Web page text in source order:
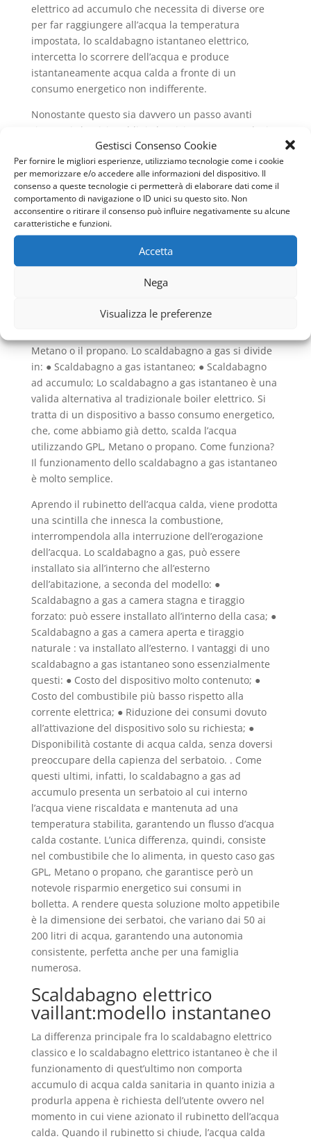
Gestisci Consenso Cookie
Per fornire le migliori esperienze, utilizziamo tecnologie come i cookie
per memorizzare e/o accedere alle informazioni del dispositivo. Il
consenso a queste tecnologie ci permetterà di elaborare dati come il
comportamento di navigazione o ID unici su questo sito. Non
acconsentire o ritirare il consenso può influire negativamente su alcune
caratteristiche e funzioni.
Accetta
Nega
Visualizza le preferenze
elettrico ad accumulo che necessita di diverse ore
per far raggiungere all’acqua la temperatura
impostata, lo scaldabagno istantaneo elettrico,
intercetta lo scorrere dell’acqua e produce
istantaneamente acqua calda a fronte di un
consumo energetico non indifferente.
Nonostante questo sia davvero un passo avanti
rispetto i classici scaldini elettrici, questa tecnologia
per funzionare correttamente assorbe una quantità
di energia molto elevata, fino a raggiungere
praticamente la potenza che è disponibile in casa.
Il tutto si traduce nel fatto che quando facciamo una
doccia non possiamo praticamente utilizzare nessun
altro elettrodomestico, pena ritrovarci al buio e
Scaldabagno a gas
commercio degli scaldabagni a gas, quindi
Metano o il propano. Lo scaldabagno a gas si divide
in: ● Scaldabagno a gas istantaneo; ● Scaldabagno
ad accumulo; Lo scaldabagno a gas istantaneo è una
valida alternativa al tradizionale boiler elettrico. Si
tratta di un dispositivo a basso consumo energetico,
che, come abbiamo già detto, scalda l’acqua
utilizzando GPL, Metano o propano. Come funziona?
Il funzionamento dello scaldabagno a gas istantaneo
è molto semplice.
Aprendo il rubinetto dell’acqua calda, viene prodotta
una scintilla che innesca la combustione,
interrompendola alla interruzione dell’erogazione
dell’acqua. Lo scaldabagno a gas, può essere
installato sia all’interno che all’esterno
dell’abitazione, a seconda del modello: ●
Scaldabagno a gas a camera stagna e tiraggio
forzato: può essere installato all’interno della casa; ●
Scaldabagno a gas a camera aperta e tiraggio
naturale : va installato all’esterno. I vantaggi di uno
scaldabagno a gas istantaneo sono essenzialmente
questi: ● Costo del dispositivo molto contenuto; ●
Costo del combustibile più basso rispetto alla
corrente elettrica; ● Riduzione dei consumi dovuto
all’attivazione del dispositivo solo su richiesta; ●
Disponibilità costante di acqua calda, senza doversi
preoccupare della capienza del serbatoio. . Come
questi ultimi, infatti, lo scaldabagno a gas ad
accumulo presenta un serbatoio al cui interno
l’acqua viene riscaldata e mantenuta ad una
temperatura stabilita, garantendo un flusso d’acqua
calda costante. L’unica differenza, quindi, consiste
nel combustibile che lo alimenta, in questo caso gas
GPL, Metano o propano, che garantisce però un
notevole risparmio energetico sui consumi in
bolletta. A rendere questa soluzione molto appetibile
è la dimensione dei serbatoi, che variano dai 50 ai
200 litri di acqua, garantendo una autonomia
consistente, perfetta anche per una famiglia
numerosa.
Scaldabagno elettrico
vaillant:modello instantaneo
La differenza principale fra lo scaldabagno elettrico
classico e lo scaldabagno elettrico istantaneo è che il
funzionamento di quest’ultimo non comporta
accumulo di acqua calda sanitaria in quanto inizia a
produrla appena è richiesta dell’utente ovvero nel
momento in cui viene azionato il rubinetto dell’acqua
calda. Quando il rubinetto si chiude, l’acqua calda